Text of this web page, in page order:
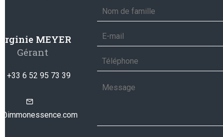
MEYER
Gérant
+33 6 52 95 73 39